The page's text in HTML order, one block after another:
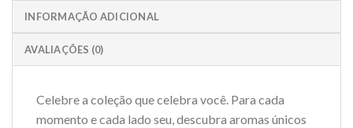
INFORMAÇÃO ADICIONAL
AVALIAÇÕES (0)
Celebre a coleção que celebra você. Para cada
momento e cada lado seu, descubra aromas únicos